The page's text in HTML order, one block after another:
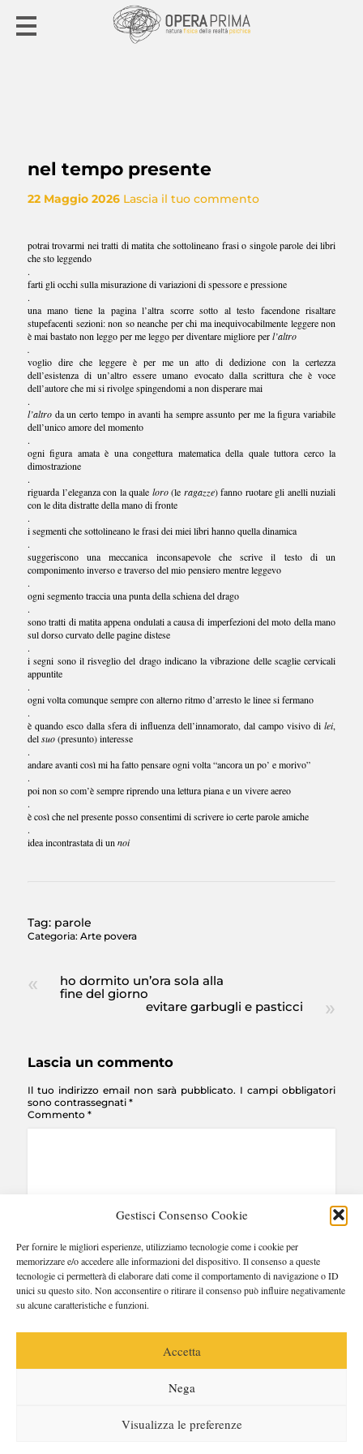
Gestisci Consenso Cookie
Per fornire le migliori esperienze, utilizziamo tecnologie come i cookie per
memorizzare e/o accedere alle informazioni del dispositivo. Il consenso a queste
tecnologie ci permetterà di elaborare dati come il comportamento di navigazione o ID
unici su questo sito. Non acconsentire o ritirare il consenso può influire negativamente
su alcune caratteristiche e funzioni.
Accetta
Nega
Visualizza le preferenze
nel tempo presente
22 Maggio 2026 Lascia il tuo commento
potrai trovarmi nei tratti di matita che sottolineano frasi o singole parole dei libri
che sto leggendo
.
farti gli occhi sulla misurazione di variazioni di spessore e pressione
.
una mano tiene la pagina l’altra scorre sotto al testo facendone risaltare
stupefacenti sezioni: non so neanche per chi ma inequivocabilmente leggere non
è mai bastato non leggo per me leggo per diventare migliore perl’altro
.
voglio dire che leggere è per me un atto di dedizione con la certezza
dell’esistenza di un’altro essere umano evocato dalla scrittura che è voce
dell’autore che mi si rivolge spingendomi a non disperare mai
.
l’altro da un certo tempo in avanti ha sempre assunto per me la figura variabile
dell’unico amore del momento
.
ogni figura amata è una congettura matematica della quale tuttora cerco la
dimostrazione
.
riguarda l’eleganza con la quale loro(le ragazze) fanno ruotare gli anelli nuziali
con le dita distratte della mano di fronte
.
i segmenti che sottolineano le frasi dei miei libri hanno quella dinamica
.
suggeriscono una meccanica inconsapevole che scrive il testo di un
componimento inverso e traverso del mio pensiero mentre leggevo
.
ogni segmento traccia una punta della schiena del drago
.
sono tratti di matita appena ondulati a causa di imperfezioni del moto della mano
sul dorso curvato delle pagine distese
.
i segni sono il risveglio del drago indicano la vibrazione delle scaglie cervicali
appuntite
.
ogni volta comunque sempre con alterno ritmo d’arresto le linee si fermano
.
è quando esco dalla sfera di influenza dell’innamorato, dal campo visivo di lei,
delsuo(presunto) interesse
.
andare avanti così mi ha fatto pensare ogni volta “ancora un po’ e morivo”
.
poi non so com’è sempre riprendo una lettura piana e un vivere aereo
.
è così che nel presente posso consentimi di scrivere io certe parole amiche
.
idea incontrastata di unnoi
Tag: parole
Categoria: Arte povera
ho dormito un’ora sola alla
fine del giorno
evitare garbugli e pasticci
Lascia un commento
Il tuo indirizzo email non sarà pubblicato. I campi obbligatori
sono contrassegnati *
Commento *
Nome* Email* Sito web
Questo sito utilizza Akismet per ridurre lo spam.